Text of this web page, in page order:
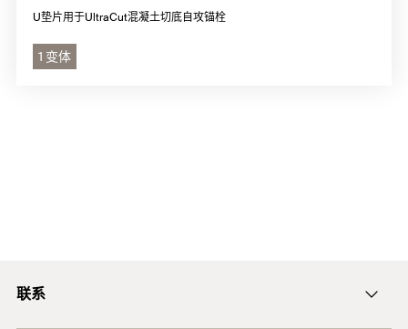
U垫片用于UltraCut混凝土切底自攻锚栓
1 变体
联系